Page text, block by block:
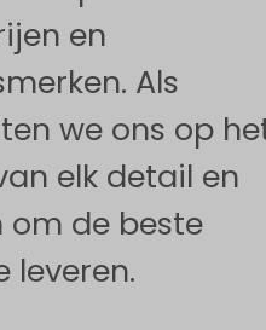
en
Als
we ons op
elk detail en
om de beste
leveren.